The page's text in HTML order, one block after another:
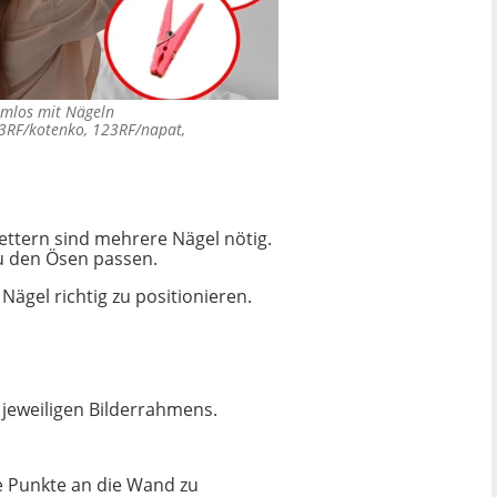
mit Nägeln
kotenko, 123RF/napat,
sind mehrere Nägel nötig.
Ösen passen.
richtig zu positionieren.
Bilderrahmens.
an die Wand zu